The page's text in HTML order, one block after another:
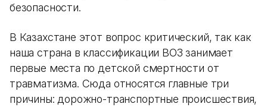
безопасности.
В Казахстане этот вопрос критический, так как
наша страна в классификации ВОЗ занимает
первые места по детской смертности от
травматизма. Сюда относятся главные три
причины: дорожно-транспортные происшествия,